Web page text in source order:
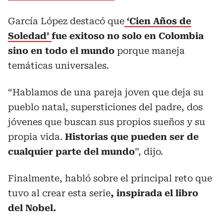
García López destacó que ‘Cien Años de
Soledad’ fue exitoso no solo en Colombia
sino en todo el mundo porque maneja
temáticas universales.
“Hablamos de una pareja joven que deja su
pueblo natal, supersticiones del padre, dos
jóvenes que buscan sus propios sueños y su
propia vida. Historias que pueden ser de
cualquier parte del mundo”, dijo.
Finalmente, habló sobre el principal reto que
tuvo al crear esta serie, inspirada el libro
del Nobel.